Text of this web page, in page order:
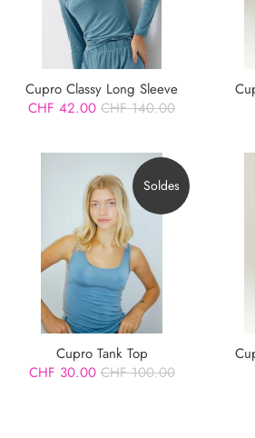
Cupro Classy Long Sleeve
CHF 42.00 CHF 140.00
Soldes
Cupro Tank Top
CHF 30.00 CHF 100.00